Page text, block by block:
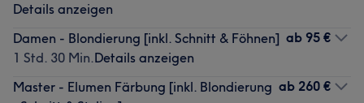
Details anzeigen
Damen - Blondierung [inkl. Schnitt & Föhnen]
1 Std. 30 Min.Details anzeigen
ab 95 €
Master - Elumen Färbung [inkl. Blondierung ab 260 €